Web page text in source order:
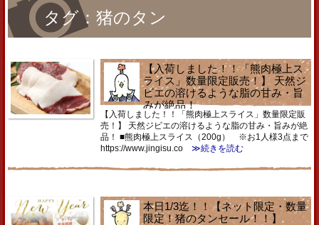
タグ：猪のタン
【入荷しました！！「熊肉極上ス
ライス」数量限定販売！】 天然ジ
ビエの溶けるような脂の甘み・旨
みが絶品！
【入荷しました！！「熊肉極上スライス」数量限定販
売！】 天然ジビエの溶けるような脂の甘み・旨みが絶
品！ ■熊肉極上スライス（200g） ※お1人様3点まで
https://www.jingisu.co ≫続きを読む
本日1/3迄！！【ネット限定・数量
限定！猪のタンセール！！】